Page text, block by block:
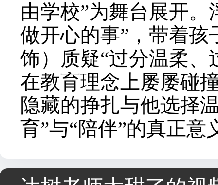
由学校”为舞台展开
做开心的事”，带着
饰）质疑“过分温柔
在教育理念上屡屡碰
隐藏的挣扎与他选择
育”与“陪伴”的真正意